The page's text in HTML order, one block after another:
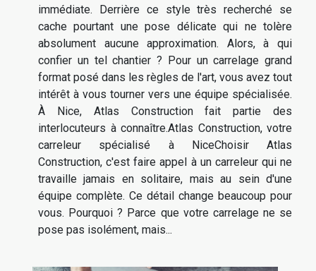
immédiate. Derrière ce style très recherché se
cache pourtant une pose délicate qui ne tolère
absolument aucune approximation. Alors, à qui
confier un tel chantier ? Pour un carrelage grand
format posé dans les règles de l'art, vous avez tout
intérêt à vous tourner vers une équipe spécialisée.
À Nice, Atlas Construction fait partie des
interlocuteurs à connaître.Atlas Construction, votre
carreleur spécialisé à NiceChoisir Atlas
Construction, c'est faire appel à un carreleur qui ne
travaille jamais en solitaire, mais au sein d'une
équipe complète. Ce détail change beaucoup pour
vous. Pourquoi ? Parce que votre carrelage ne se
pose pas isolément, mais...